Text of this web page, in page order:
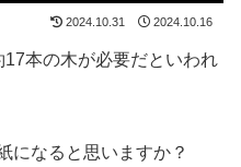
2024.10.31 2024.10.16
本の木が必要だといわれ
になると思いますか？